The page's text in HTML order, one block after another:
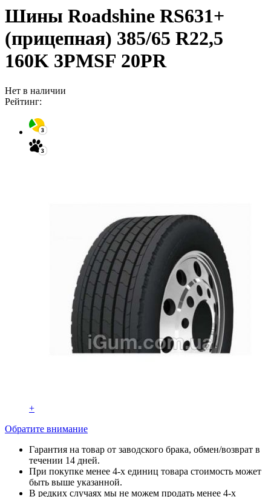
Шины Roadshine RS631+
(прицепная) 385/65 R22,5
160K 3PMSF 20PR
Нет в наличии
Рейтинг:
+
Обратите внимание
Гарантия на товар от заводского брака, обмен/возврат в
течении 14 дней.
При покупке менее 4-х единиц товара стоимость может
быть выше указанной.
В редких случаях мы не можем продать менее 4-х